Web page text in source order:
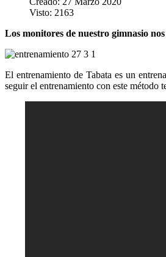
Visto: 2163
Los monitores de nuestro gimnasio
El entrenamiento de Tabata es un
seguir el entrenamiento con este método